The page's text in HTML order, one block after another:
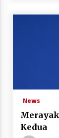
News
Kedua